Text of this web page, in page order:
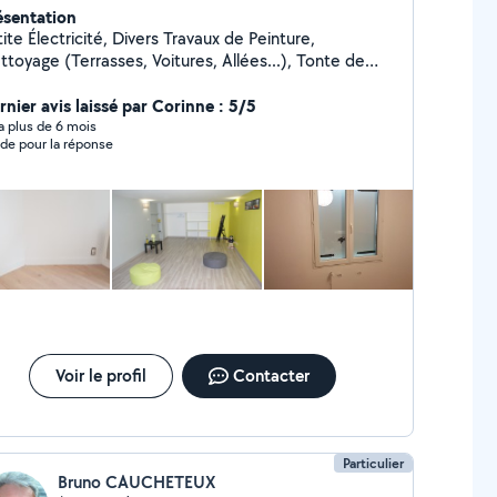
Électricité, Divers Travaux de Peinture,
(Terrasses, Voitures, Allées...), Tonte de
en Kit, Livraison de Courses, Assistance
etc...
avis laissé par Corinne : 5/5
plus de 6 mois
pour la réponse
Voir le profil Contacter
Particulier
Bruno CAUCHETEUX